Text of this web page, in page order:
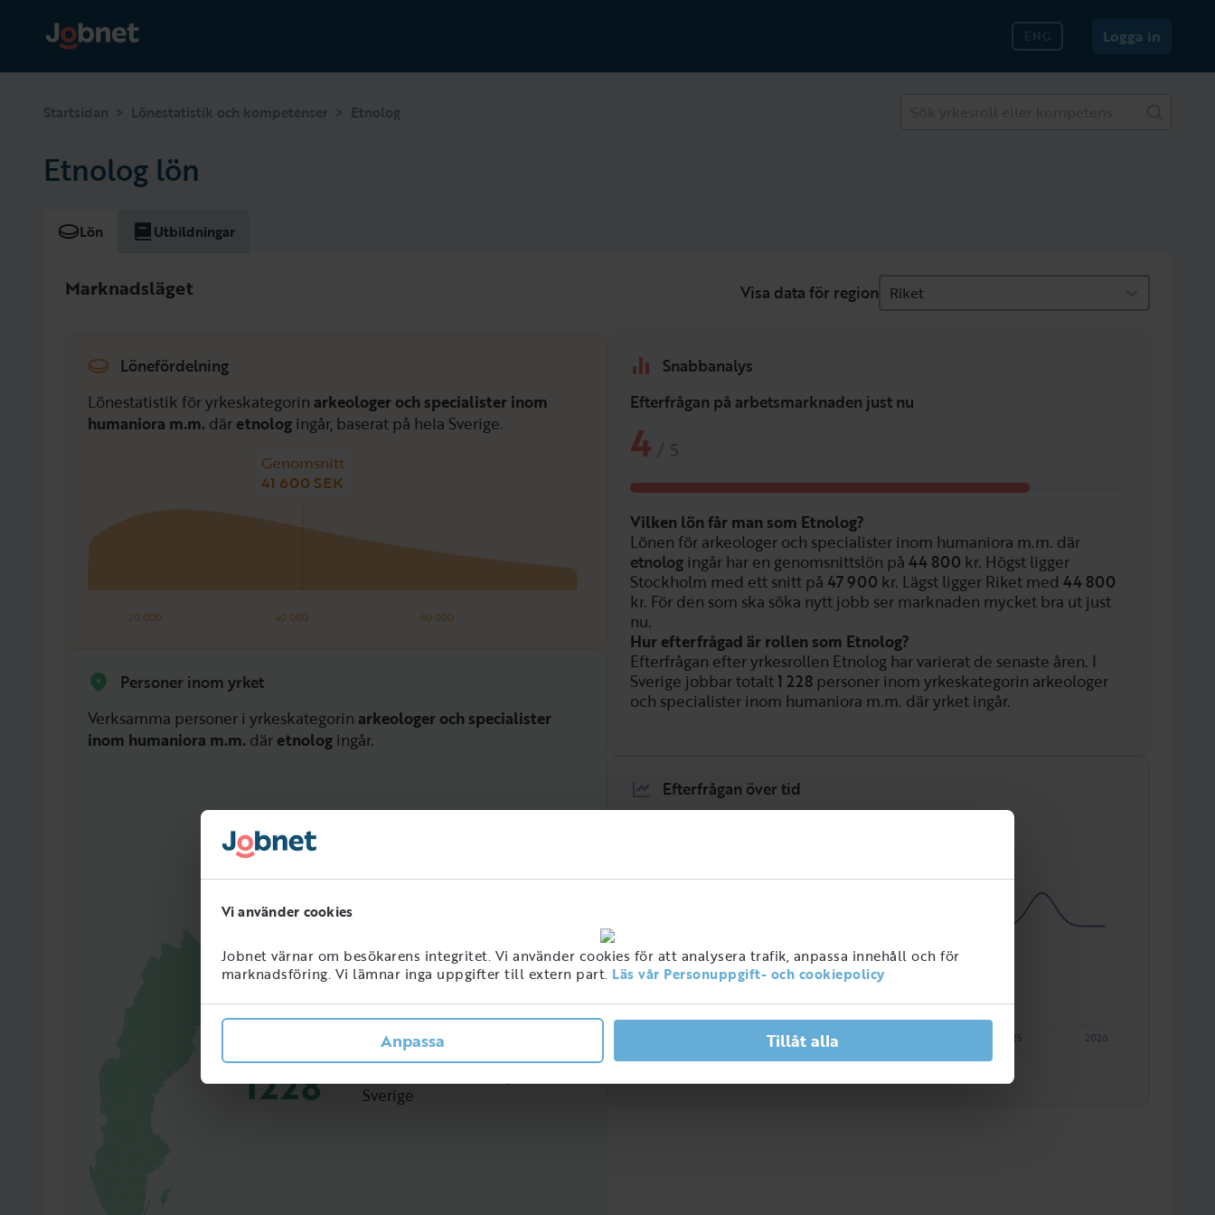
Vi använder cookies
Jobnet värnar om besökarens integritet. Vi använder cookies för att analysera trafik, anpassa innehåll och för
marknadsföring. Vi lämnar inga uppgifter till extern part. Läs vår Personuppgift- och cookiepolicy
Anpassa Tillåt alla
ENG Logga in
Startsidan > Lönestatistik och kompetenser > Etnolog
Etnolog lön
Lön Utbildningar
Marknadsläget Visa data för region Riket
Lönefördelning
Lönestatistik för yrkeskategorin arkeologer och specialister inom
humaniora m.m. däretnolog ingår, baserat på hela Sverige.
20 000 40 000 60 000
Genomsnitt
41 600 SEK
Personer inom yrket
Verksamma personer i yrkeskategorin arkeologer och specialister
inom humaniora m.m. där etnolog ingår.
1228
Sverige
Snabbanalys
Efterfrågan på arbetsmarknaden just nu
4
Vilken lön får man som Etnolog?
Lönen för arkeologer och specialister inom humaniora m.m. där
etnolog ingår har en genomsnittslön på 44 800 kr. Högst ligger
Stockholm med ett snitt på 47 900 kr. Lägst ligger Riket med 44 800
kr. För den som ska söka nytt jobb ser marknaden mycket bra ut just
nu.
Hur efterfrågad är rollen som Etnolog?
Efterfrågan efter yrkesrollen Etnolog har varierat de senaste åren. I
Sverige jobbar totalt 1 228 personer inom yrkeskategorin arkeologer
och specialister inom humaniora m.m. där yrket ingår.
Efterfrågan över tid
Låg
2026
2025
2023
2022